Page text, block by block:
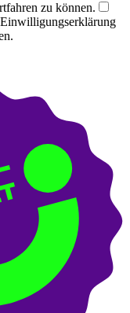
zu können.